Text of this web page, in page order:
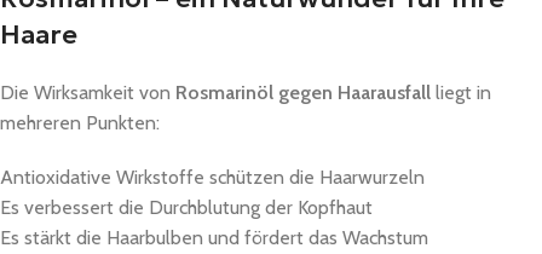
Haare
Die Wirksamkeit von Rosmarinöl gegen Haarausfall liegt in
mehreren Punkten:
Antioxidative Wirkstoffe schützen die Haarwurzeln
Es verbessert die Durchblutung der Kopfhaut
Es stärkt die Haarbulben und fördert das Wachstum